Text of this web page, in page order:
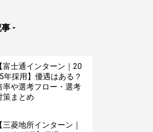
-
【富士通インターン｜20
年採用】優遇はある？
率や選考フロー・選考
策まとめ
【三菱地所インターン｜